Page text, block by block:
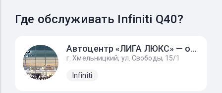
Где обслуживать Infiniti Q40?
Автоцентр «ЛИГА ЛЮКС» — официальный дилер INFINITI
г. Хмельницкий, ул. Свободы, 15/1
Infiniti